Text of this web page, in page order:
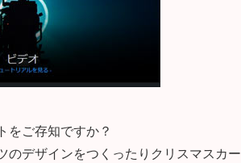
をご存知ですか？
デザインをつくったりクリスマスカー